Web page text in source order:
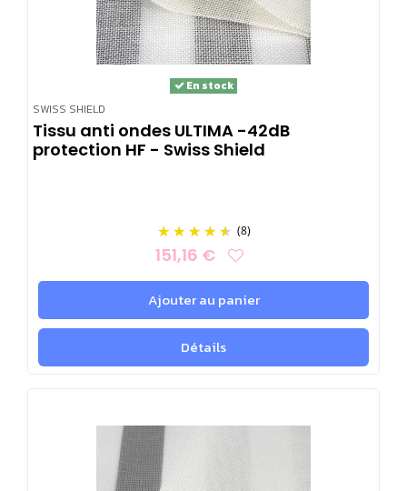
SWISS SHIELD
En stock
Tissu anti ondes ULTIMA -42dB
protection HF - Swiss Shield
(8)
151,16 €
Ajouter au panier
Détails